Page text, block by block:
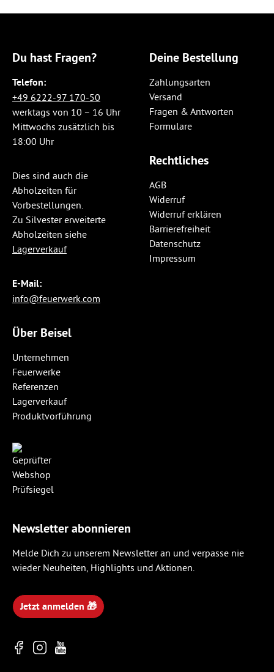
Du hast Fragen?
Telefon:
+49 6222-97 170-50
werktags von 10 – 16 Uhr
Mittwochs zusätzlich bis
18:00 Uhr
Dies sind auch die
Abholzeiten für
Vorbestellungen.
Zu Silvester erweiterte
Abholzeiten siehe
Lagerverkauf
E-Mail:
info@feuerwerk.com
Deine Bestellung
Zahlungsarten
Versand
Fragen & Antworten
Formulare
Rechtliches
AGB
Widerruf
Widerruf erklären
Barrierefreiheit
Datenschutz
Impressum
Über Beisel
Unternehmen
Feuerwerke
Referenzen
Lagerverkauf
Produktvorführung
Newsletter abonnieren
Melde Dich zu unserem Newsletter an und verpasse nie
wieder Neuheiten, Highlights und Aktionen.
Jetzt anmelden 🎁